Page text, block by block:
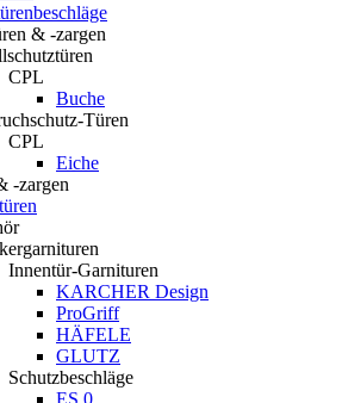
& -zargen
CPL
Buche
Türen
CPL
Eiche
-zargen
Innentür-Garnituren
KARCHER Design
ProGriff
HÄFELE
GLUTZ
Schutzbeschläge
ES 0